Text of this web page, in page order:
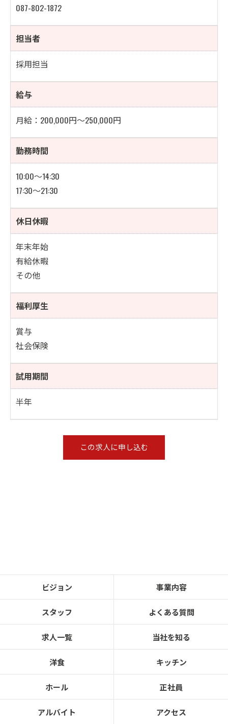
087-802-1872
担当者
採用担当
給与
月給：200,000円～250,000円
勤務時間
10:00〜14:30
17:30〜21:30
休日休暇
年末年始
有給休暇
その他
福利厚生
賞与
社会保険
試用期間
半年
この求人に申し込む
ビジョン 事業内容
スタッフ よくある質問
求人一覧 当社を知る
洋食 キッチン
ホール 正社員
アルバイト アクセス
お問い合わせはこちら